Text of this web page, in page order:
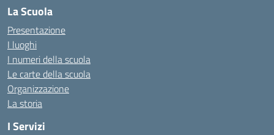
La Scuola
Presentazione
I luoghi
I numeri della scuola
Le carte della scuola
Organizzazione
La storia
I Servizi